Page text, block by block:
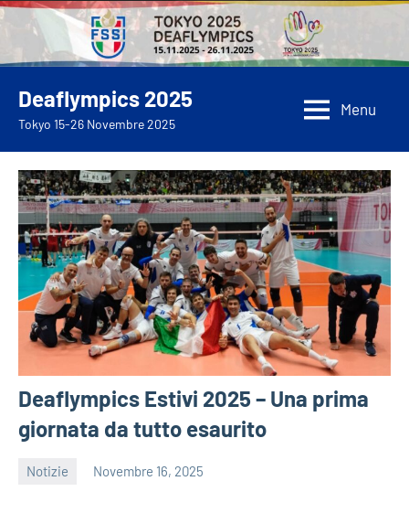
Vai
contenuto
Deaflympics 2025
Tokyo 15-26 Novembre 2025
Menu
Deaflympics Estivi 2025 – Una prima
giornata da tutto esaurito
Notizie Novembre 16, 2025